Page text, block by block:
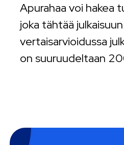
Apurahaa voi hakea
joka tähtää
vertaisarvioidussa
on suuruudeltaan